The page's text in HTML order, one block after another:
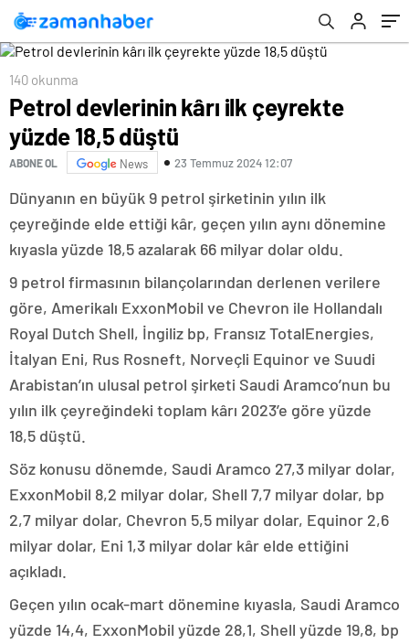
140 okunma
Petrol devlerinin kârı ilk çeyrekte
yüzde 18,5 düştü
ABONE OL News 23 Temmuz 2024 12:07
Dünyanın en büyük 9 petrol şirketinin yılın ilk
çeyreğinde elde ettiği kâr, geçen yılın aynı dönemine
kıyasla yüzde 18,5 azalarak 66 milyar dolar oldu.
9 petrol firmasının bilançolarından derlenen verilere
göre, Amerikalı ExxonMobil ve Chevron ile Hollandalı
Royal Dutch Shell, İngiliz bp, Fransız TotalEnergies,
İtalyan Eni, Rus Rosneft, Norveçli Equinor ve Suudi
Arabistan’ın ulusal petrol şirketi Saudi Aramco’nun bu
yılın ilk çeyreğindeki toplam kârı 2023’e göre yüzde
18,5 düştü.
Söz konusu dönemde, Saudi Aramco 27,3 milyar dolar,
ExxonMobil 8,2 milyar dolar, Shell 7,7 milyar dolar, bp
2,7 milyar dolar, Chevron 5,5 milyar dolar, Equinor 2,6
milyar dolar, Eni 1,3 milyar dolar kâr elde ettiğini
açıkladı.
Geçen yılın ocak-mart dönemine kıyasla, Saudi Aramco
yüzde 14,4, ExxonMobil yüzde 28,1, Shell yüzde 19,8, bp